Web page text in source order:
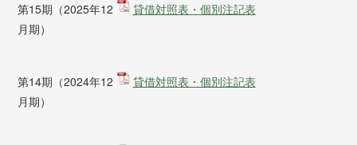
第15期（2025年12
月期）
貸借対照表・個別注記表
第14期（2024年12
月期）
貸借対照表・個別注記表